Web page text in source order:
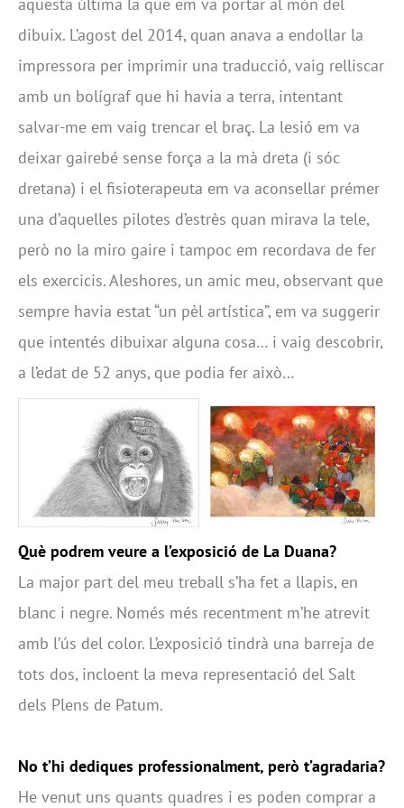
dibuix. L’agost del 2014, quan anava a endollar la
impressora per imprimir una traducció, vaig relliscar
amb un bolígraf que hi havia a terra, intentant
salvar-me em vaig trencar el braç. La lesió em va
deixar gairebé sense força a la mà dreta (i sóc
dretana) i el fisioterapeuta em va aconsellar prémer
una d’aquelles pilotes d’estrès quan mirava la tele,
però no la miro gaire i tampoc em recordava de fer
els exercicis. Aleshores, un amic meu, observant que
sempre havia estat “un pèl artística”, em va suggerir
que intentés dibuixar alguna cosa… i vaig descobrir,
a l’edat de 52 anys, que podia fer això…
Què podrem veure a l’exposició de La Duana?
La major part del meu treball s’ha fet a llapis, en
blanc i negre. Només més recentment m’he atrevit
amb l’ús del color. L’exposició tindrà una barreja de
tots dos, incloent la meva representació del Salt
dels Plens de Patum.
No t’hi dediques professionalment, però t’agradaria?
He venut uns quants quadres i es poden comprar a